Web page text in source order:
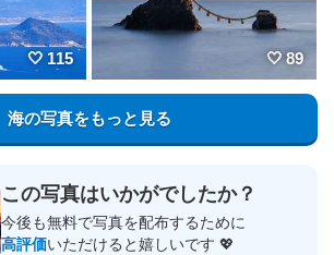
115 89
海の写真をもっと見る
この写真はいかがでしたか？
今後も無料で写真を配布するために
高評価いただけると嬉しいです 💖